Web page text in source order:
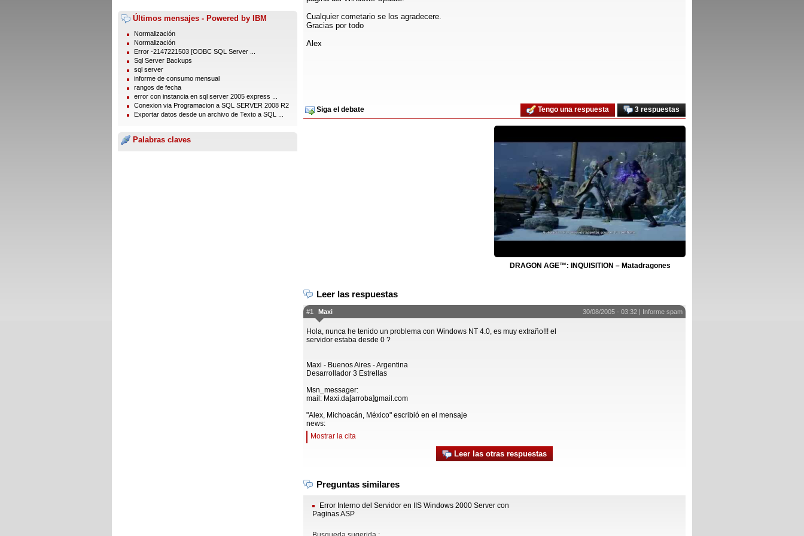
Últimos mensajes - Powered by IBM
Normalización
Normalización
Error -2147221503 [ODBC SQL Server ...
Sql Server Backups
sql server
informe de consumo mensual
rangos de fecha
error con instancia en sql server 2005 express ...
Conexion via Programacion a SQL SERVER 2008 R2
Exportar datos desde un archivo de Texto a SQL ...
Palabras claves
Cualquier cometario se los agradecere.
Gracias por todo
Alex
Siga el debate 3 respuestas
Tengo una respuesta
DRAGON AGE™: INQUISITION – Matadragones
Leer las respuestas
#1 Maxi 30/08/2005 - 03:32 | Informe spam
Hola, nunca he tenido un problema con Windows NT 4.0, es muy extraño!!! el
servidor estaba desde 0 ?
Maxi - Buenos Aires - Argentina
Desarrollador 3 Estrellas
Msn_messager:
mail: Maxi.da[arroba]gmail.com
"Alex, Michoacán, México" escribió en el mensaje
news:
Mostrar la cita
Leer las otras respuestas
Preguntas similares
Error Interno del Servidor en IIS Windows 2000 Server con
Paginas ASP